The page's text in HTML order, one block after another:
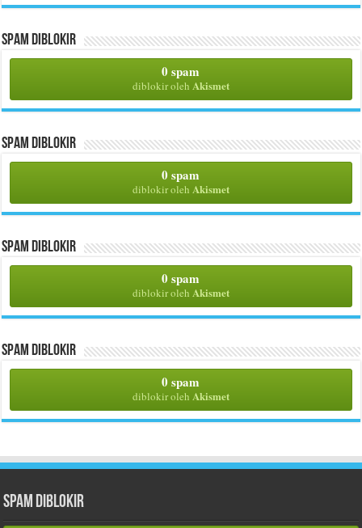
Spam Diblokir
0 spam
diblokir oleh Akismet
Spam Diblokir
0 spam
diblokir oleh Akismet
Spam Diblokir
0 spam
diblokir oleh Akismet
Spam Diblokir
0 spam
diblokir oleh Akismet
Spam Diblokir